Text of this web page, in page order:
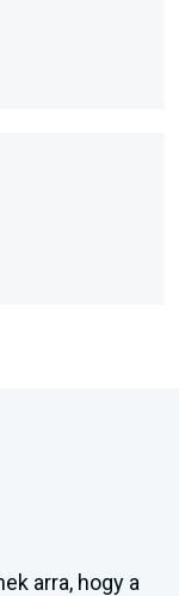
arra, hogy a